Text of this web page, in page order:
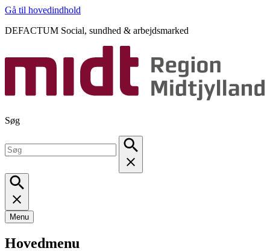
Gå til hovedindhold
DEFACTUM Social, sundhed & arbejdsmarked
Søg
Menu
Hovedmenu